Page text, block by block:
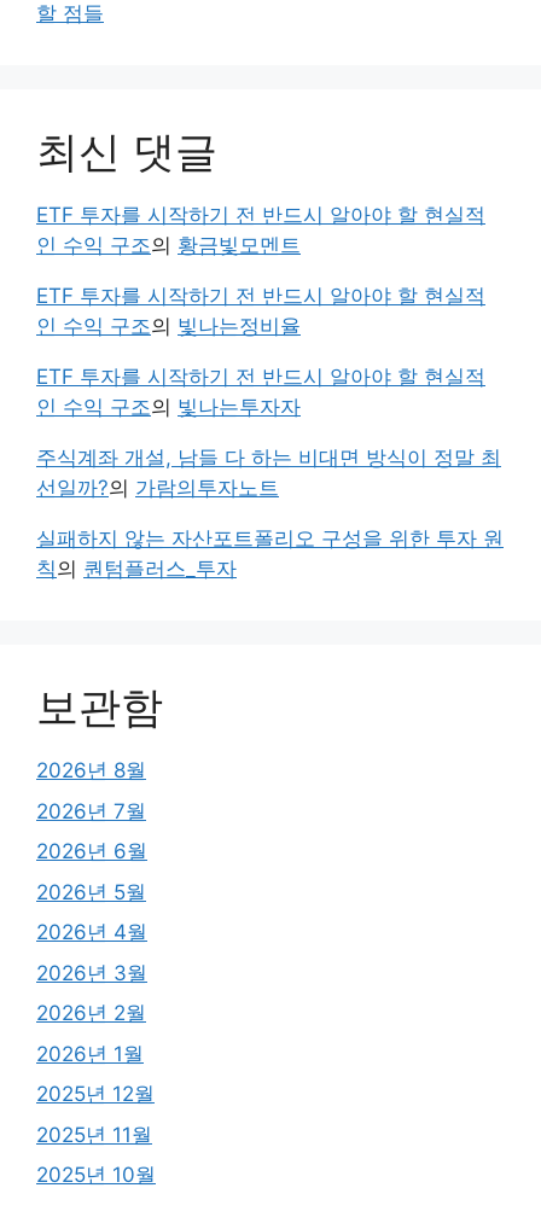
할 점들
최신 댓글
ETF 투자를 시작하기 전 반드시 알아야 할 현실적
인 수익 구조의 황금빛모멘트
ETF 투자를 시작하기 전 반드시 알아야 할 현실적
인 수익 구조의 빛나는정비율
ETF 투자를 시작하기 전 반드시 알아야 할 현실적
인 수익 구조의 빛나는투자자
주식계좌 개설, 남들 다 하는 비대면 방식이 정말 최
선일까?의 가람의투자노트
실패하지 않는 자산포트폴리오 구성을 위한 투자 원
칙의 퀀텀플러스_투자
보관함
2026년 8월
2026년 7월
2026년 6월
2026년 5월
2026년 4월
2026년 3월
2026년 2월
2026년 1월
2025년 12월
2025년 11월
2025년 10월